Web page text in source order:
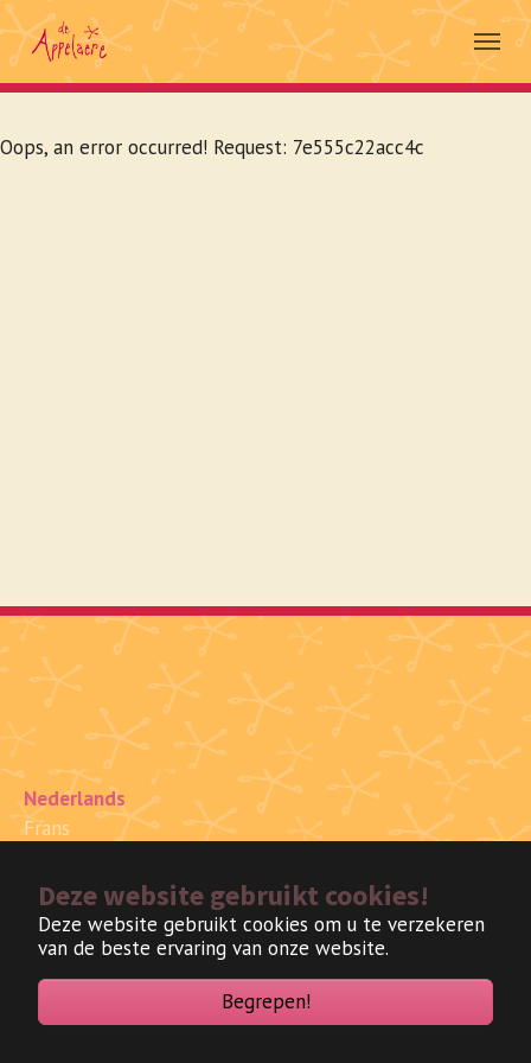
Deze website gebruikt cookies!
Deze website gebruikt cookies om u te verzekeren
van de beste ervaring van onze website.
Begrepen!
Skip to main navigation
Spring naar hoofd-inhoud
Skip to page footer
Oops, an error occurred! Request: 7e555c22acc4c
Nederlands
Frans